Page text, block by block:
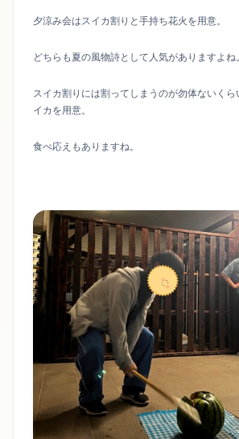
夕涼み会はスイカ割りと手持ち花火を用意。
どちらも夏の風物詩として人気がありますよね。
スイカ割りには割ってしまうのが勿体ないく
イカを用意。
食べ応えもありますね。